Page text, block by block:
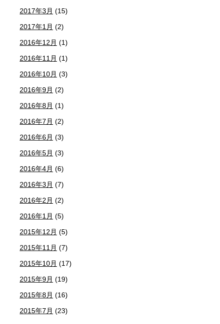
2017年3月 (15)
2017年1月 (2)
2016年12月 (1)
2016年11月 (1)
2016年10月 (3)
2016年9月 (2)
2016年8月 (1)
2016年7月 (2)
2016年6月 (3)
2016年5月 (3)
2016年4月 (6)
2016年3月 (7)
2016年2月 (2)
2016年1月 (5)
2015年12月 (5)
2015年11月 (7)
2015年10月 (17)
2015年9月 (19)
2015年8月 (16)
2015年7月 (23)